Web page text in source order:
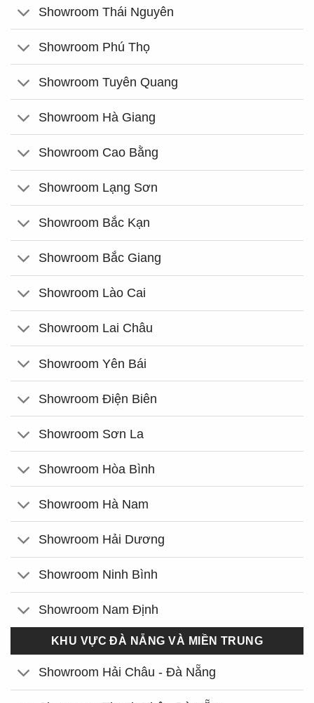
Showroom Thái Nguyên
Showroom Phú Thọ
Showroom Tuyên Quang
Showroom Hà Giang
Showroom Cao Bằng
Showroom Lạng Sơn
Showroom Bắc Kạn
Showroom Bắc Giang
Showroom Lào Cai
Showroom Lai Châu
Showroom Yên Bái
Showroom Điện Biên
Showroom Sơn La
Showroom Hòa Bình
Showroom Hà Nam
Showroom Hải Dương
Showroom Ninh Bình
Showroom Nam Định
KHU VỰC ĐÀ NẴNG VÀ MIỀN TRUNG
Showroom Hải Châu - Đà Nẵng